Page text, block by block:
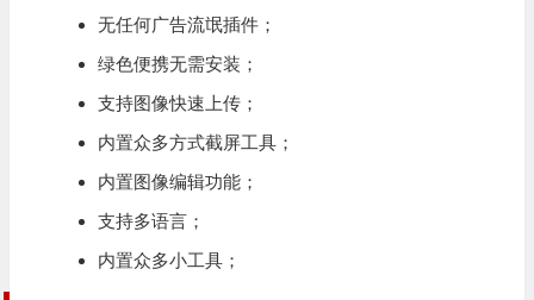
无任何广告流氓插件；
绿色便携无需安装；
支持图像快速上传；
内置众多方式截屏工具；
内置图像编辑功能；
支持多语言；
内置众多小工具；